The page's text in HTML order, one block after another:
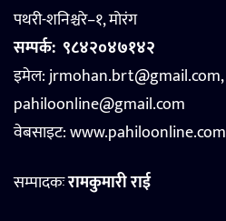
पथरी-शनिश्चरे–१, मोरंग
सम्पर्क: ९८४२०४७१४२
इमेल: jrmohan.brt@gmail.com,
pahiloonline@gmail.com
वेबसाइट:www.pahiloonline.com
सम्पादकःरामकुमारी राई